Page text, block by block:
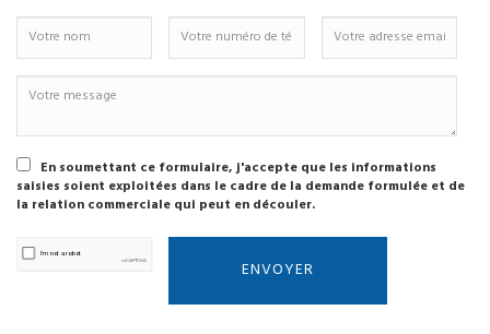
En soumettant ce formulaire, j'accepte que les informations
saisies soient exploitées dans le cadre de la demande formulée et de
la relation commerciale qui peut en découler.